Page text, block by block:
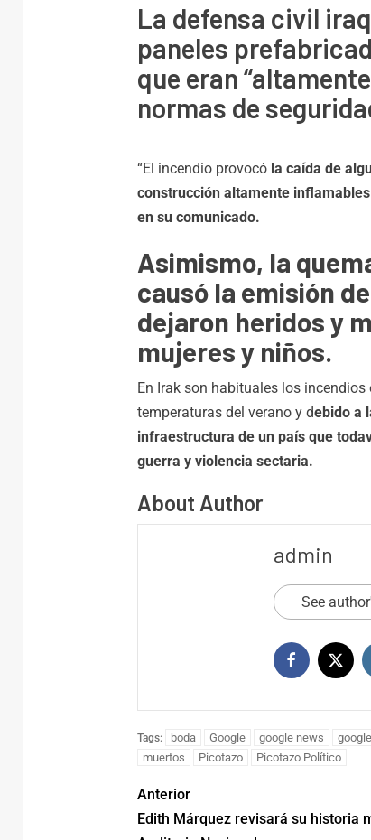
La defensa civil
paneles
que eran
normas de
“El incendio provocó la caída de
construcción altamente
en su comunicado.
Asimismo, la
causó la emisión
dejaron heridos y
mujeres y niños.
En Irak son habituales los
temperaturas del verano y debido a
infraestructura de un país que
guerra y violencia sectaria.
About Author
admin
See
Tags: boda Google google news
muertos
Picotazo Picotazo Político
Anterior
Edith Márquez revisará su historia
a